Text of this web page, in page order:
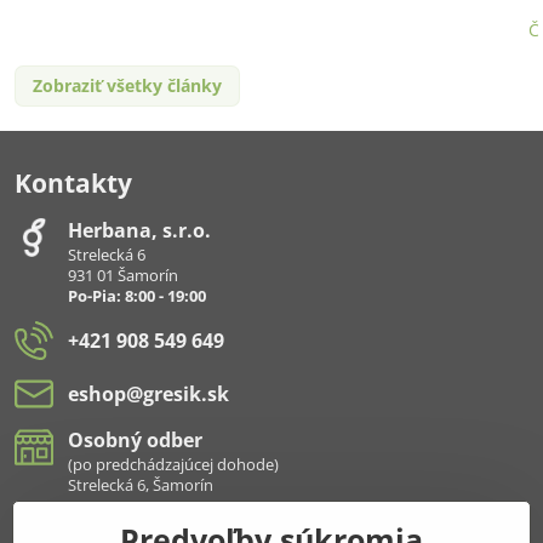
Zobraziť všetky články
Kontakty
Herbana, s​.r​.o​.
Strelecká 6
931 01 Šamorín
Po-Pia: 8:00 - 19:00
+421 908 549 649
eshop​@gresik​.sk
Osobný odber
(po predchádzajúcej dohode)
Strelecká 6, Šamorín